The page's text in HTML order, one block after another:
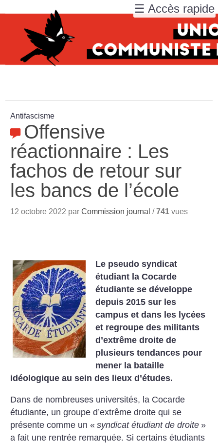
Antifascisme
Offensive
réactionnaire : Les
fachos de retour sur
les bancs de l’école
12 octobre 2022 parCommission journal /741 vues
Le pseudo syndicat
étudiant la Cocarde
étudiante se développe
depuis 2015 sur les
campus et dans les lycées
et regroupe des militants
d’extrême droite de
plusieurs tendances pour
mener la bataille
idéologique au sein des lieux d’études.
Dans de nombreuses universités, la Cocarde
étudiante, un groupe d’extrême droite qui se
présente comme un « syndicat étudiant de droite »
a fait une rentrée remarquée. Si certains étudiants
☰ Accès rapide